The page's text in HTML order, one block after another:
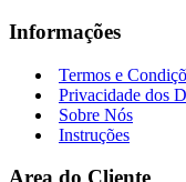
Informações
Termos e
Privacidade dos
Sobre Nós
Instruções